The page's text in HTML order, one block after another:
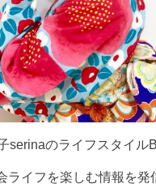
serinaのライフスタイ
ライフを楽しむ情報を発